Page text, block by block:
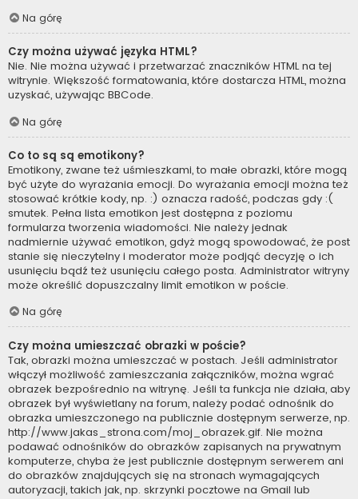
Na górę
Czy można używać języka HTML?
Nie. Nie można używać i przetwarzać znaczników HTML na tej
witrynie. Większość formatowania, które dostarcza HTML, można
uzyskać, używając BBCode.
Na górę
Co to są są emotikony?
Emotikony, zwane też uśmieszkami, to małe obrazki, które mogą
być użyte do wyrażania emocji. Do wyrażania emocji można też
stosować krótkie kody, np. :) oznacza radość, podczas gdy :(
smutek. Pełna lista emotikon jest dostępna z poziomu
formularza tworzenia wiadomości. Nie należy jednak
nadmiernie używać emotikon, gdyż mogą spowodować, że post
stanie się nieczytelny i moderator może podjąć decyzję o ich
usunięciu bądź też usunięciu całego posta. Administrator witryny
może określić dopuszczalny limit emotikon w poście.
Na górę
Czy można umieszczać obrazki w poście?
Tak, obrazki można umieszczać w postach. Jeśli administrator
włączył możliwość zamieszczania załączników, można wgrać
obrazek bezpośrednio na witrynę. Jeśli ta funkcja nie działa, aby
obrazek był wyświetlany na forum, należy podać odnośnik do
obrazka umieszczonego na publicznie dostępnym serwerze, np.
http://www.jakas_strona.com/moj_obrazek.gif. Nie można
podawać odnośników do obrazków zapisanych na prywatnym
komputerze, chyba że jest publicznie dostępnym serwerem ani
do obrazków znajdujących się na stronach wymagających
autoryzacji, takich jak, np. skrzynki pocztowe na Gmail lub